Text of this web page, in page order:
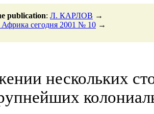
publication: Л. КАРЛОВ →
сегодня 2001 № 10 →
нескольких